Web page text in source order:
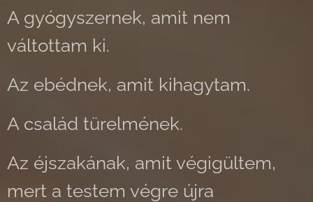
A gyógyszernek, amit nem
váltottam ki.
Az ebédnek, amit kihagytam.
A család türelmének.
Az éjszakának, amit végigültem,
mert a testem végre újra